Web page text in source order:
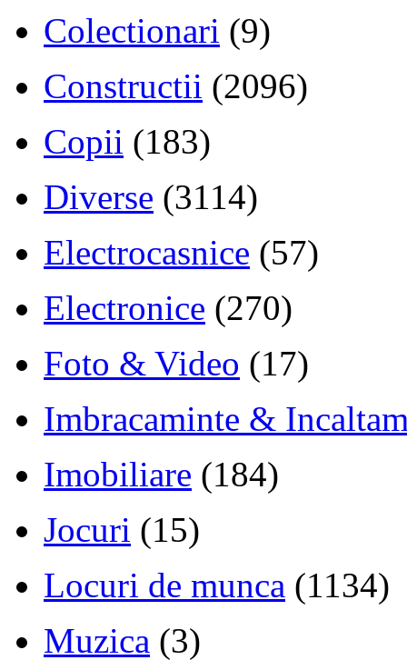
Colectionari (9)
Constructii (2096)
Copii (183)
Diverse (3114)
Electrocasnice (57)
Electronice (270)
Foto & Video (17)
Imbracaminte &
Imobiliare (184)
Jocuri (15)
Locuri de munca (1134)
Muzica (3)